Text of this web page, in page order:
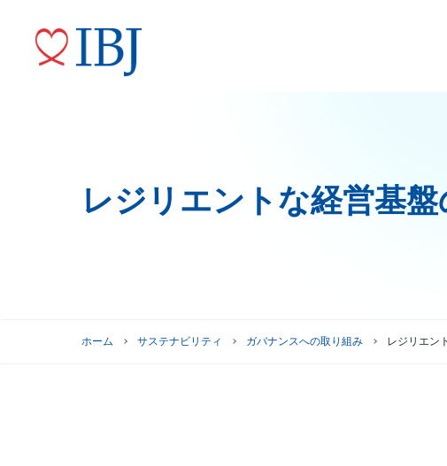
婚活サービス
代表メッセージ
ニュースリリース
株式情報
トップコミットメント
レジリエントな経営基
ホーム サステナビリティ ガバナンスへの取り組み レジリエン